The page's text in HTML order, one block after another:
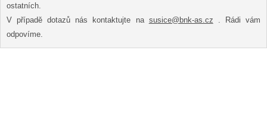
ostatních.
V případě dotazů nás kontaktujte na susice@bnk-as.cz . Rádi vám
odpovíme.